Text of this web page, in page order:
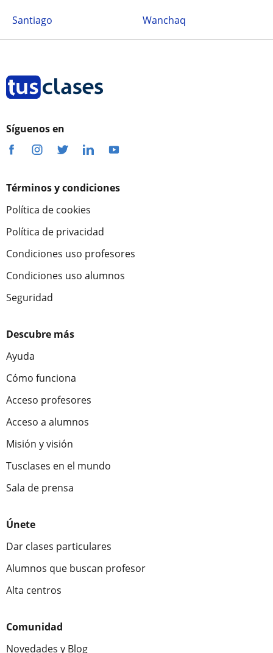
Santiago Wanchaq
Síguenos en
Términos y condiciones
Política de cookies
Política de privacidad
Condiciones uso profesores
Condiciones uso alumnos
Seguridad
Descubre más
Ayuda
Cómo funciona
Acceso profesores
Acceso a alumnos
Misión y visión
Tusclases en el mundo
Sala de prensa
Únete
Dar clases particulares
Alumnos que buscan profesor
Alta centros
Comunidad
Novedades y Blog